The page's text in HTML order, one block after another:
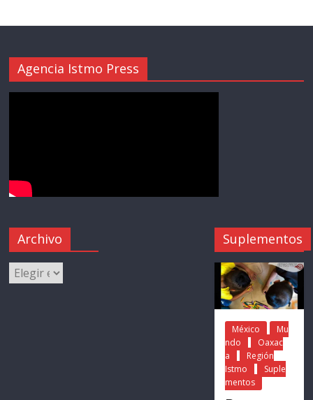
Agencia Istmo Press
Archivo Suplementos
México
Mu
ndo
Oaxac
a
Región
Istmo
Suple
mentos